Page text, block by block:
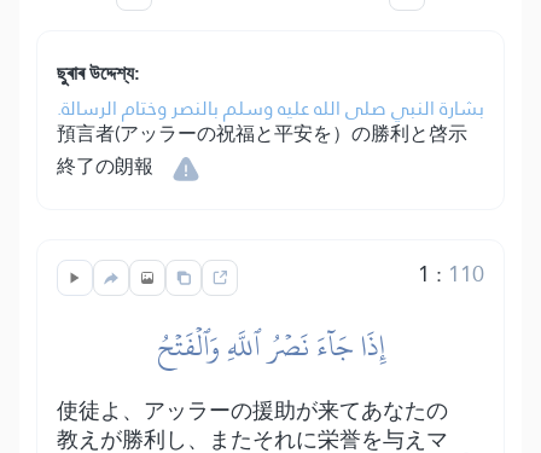
ছুৰাৰ উদ্দেশ্য:
بشارة النبي صلى الله عليه وسلم بالنصر وختام الرسالة.
預言者(アッラーの祝福と平安を）の勝利と啓示
終了の朗報
1 : 110
إِذَا جَآءَ نَصۡرُ ٱللَّهِ وَٱلۡفَتۡحُ
使徒よ、アッラーの援助が来てあなたの
教えが勝利し、またそれに栄誉を与えマ